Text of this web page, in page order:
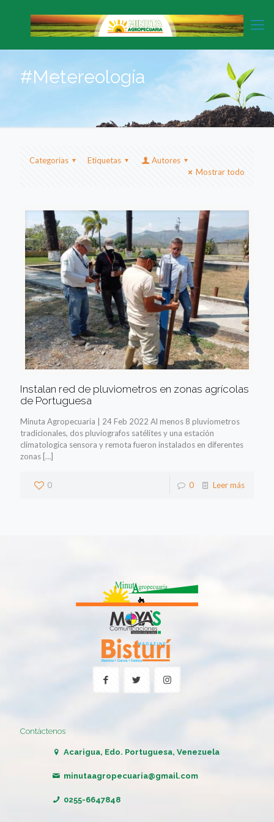
#Metereología
Categorias Etiquetas
Autores
Mostrar todo
Instalan red de pluviometros en zonas agrícolas
de Portuguesa
Minuta Agropecuaria | 24 Feb 2022 Al menos 8 pluviometros
tradicionales, dos pluviografos satélites y una estación
climatologica sensora y remota fueron instalados en diferentes
zonas […]
0 0 Leer más
Contáctenos
Acarigua, Edo. Portuguesa, Venezuela
minutaagropecuaria@gmail.com
0255-6647848